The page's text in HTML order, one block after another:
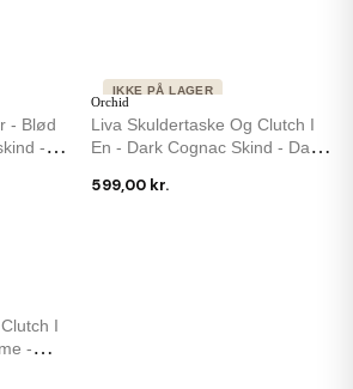
- Blød
-
Orchid
Liva Skuldertaske Og Clutch I
En - Dark Cognac Skind - Dame
599,00 kr.
IKKE PÅ LAGER
I
-